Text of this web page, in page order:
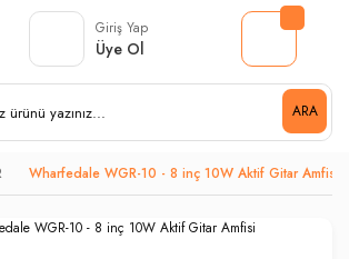
ARA
Giriş Yap
Üye Ol
Wharfedale WGR-10 - 8 inç 10W Aktif Gitar Amfisi